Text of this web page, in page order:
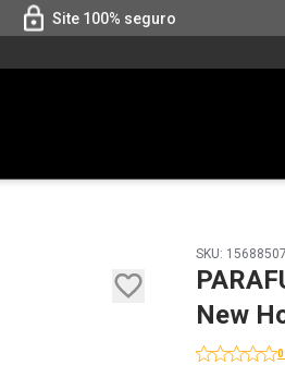
Site 100% seguro
SKU: 15688507
New